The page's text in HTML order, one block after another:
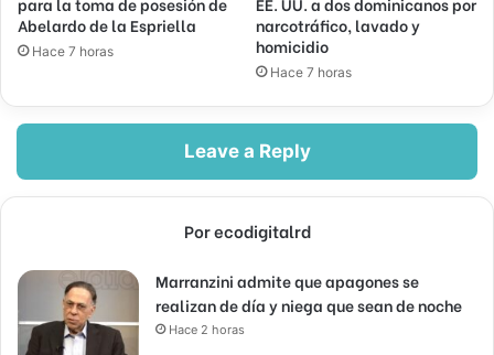
Abelardo de la Espriella
Hace 7 horas
narcotráfico, lavado y
homicidio
Hace 7 horas
Leave a Reply
Por ecodigitalrd
Marranzini admite que apagones se
realizan de día y niega que sean de noche
Hace 2 horas